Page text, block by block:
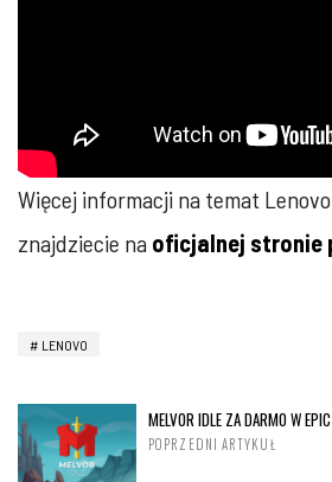
Więcej informacji na temat Lenovo
znajdziecie na oficjalnej stronie
LENOVO
MELVOR IDLE ZA DARMO W
POPRZEDNI ARTYKUŁ